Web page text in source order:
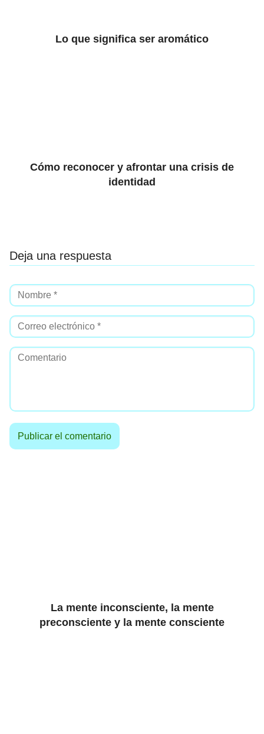
Lo que significa ser aromático
Cómo reconocer y afrontar una crisis de
identidad
Deja una respuesta
La mente inconsciente, la mente
preconsciente y la mente consciente